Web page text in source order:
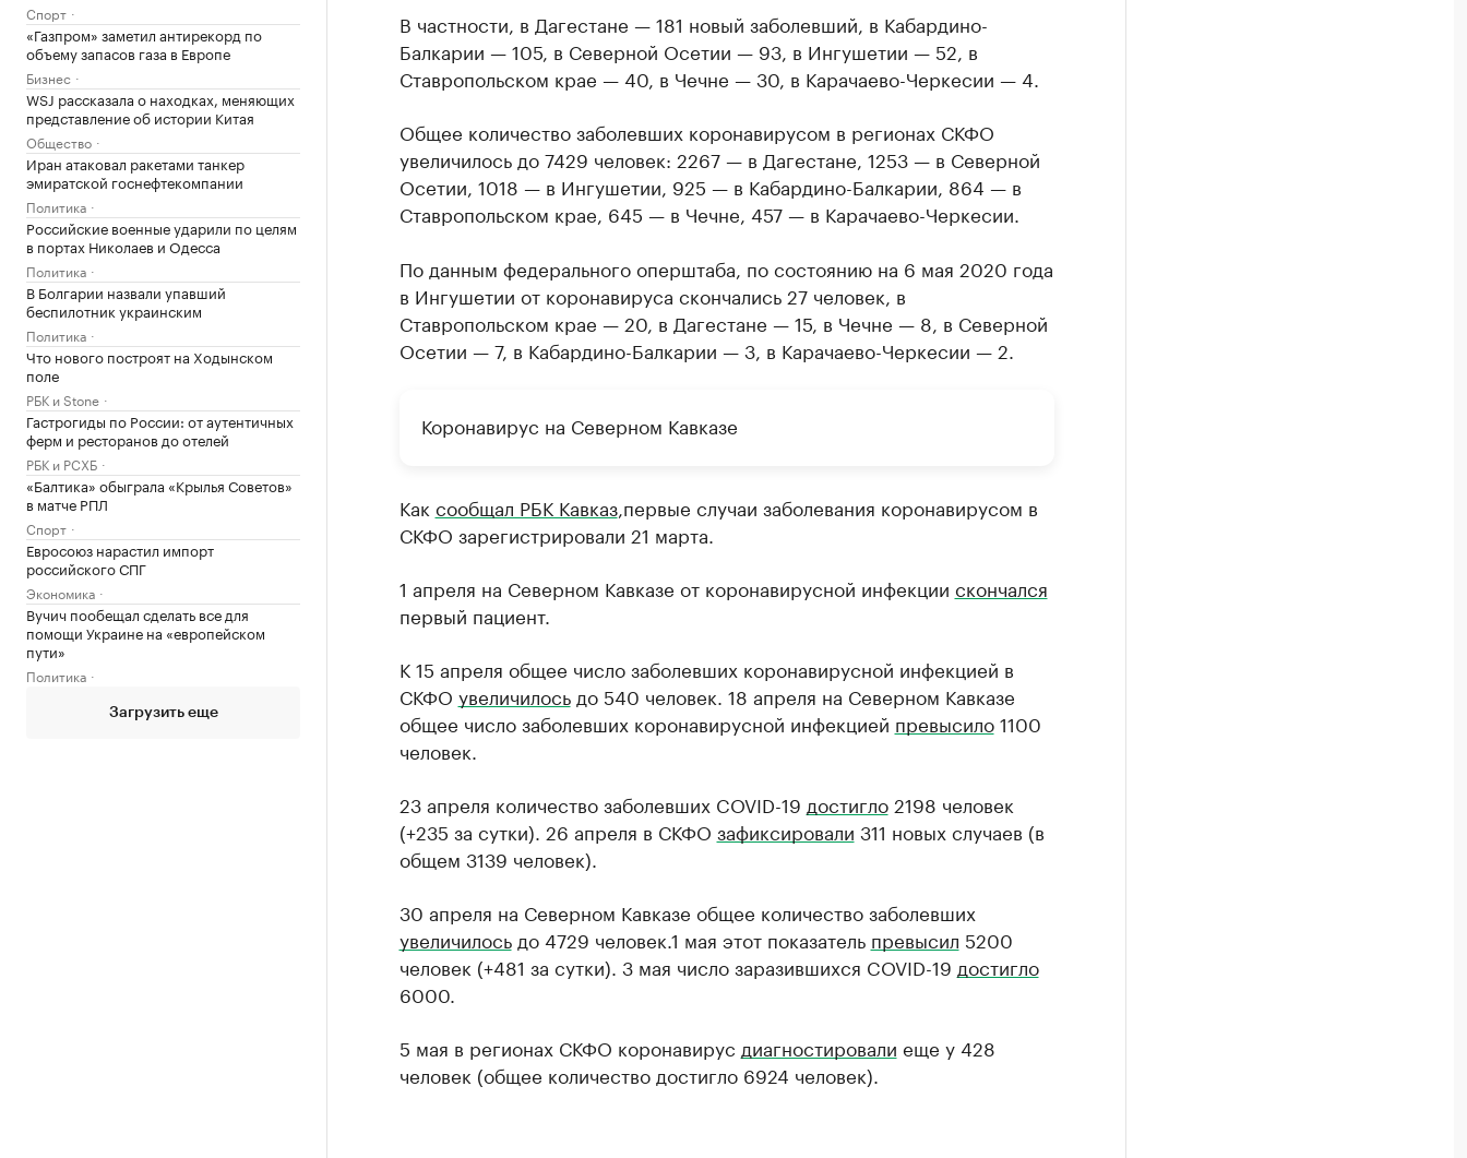
Спорт
«Газпром» заметил антирекорд по
объему запасов газа в Европе
Бизнес
WSJ рассказала о находках, меняющих
представление об истории Китая
Общество
Иран атаковал ракетами танкер
эмиратской госнефтекомпании
Политика
Российские военные ударили по целям
в портах Николаев и Одесса
Политика
В Болгарии назвали упавший
беспилотник украинским
Политика
Что нового построят на Ходынском
поле
РБК и Stone
Гастрогиды по России: от аутентичных
ферм и ресторанов до отелей
РБК и РСХБ
«Балтика» обыграла «Крылья Советов»
в матче РПЛ
Спорт
Евросоюз нарастил импорт
российского СПГ
Экономика
Вучич пообещал сделать все для
помощи Украине на «европейском
пути»
Политика
Загрузить еще
В частности, в Дагестане — 181 новый заболевший, в Кабардино-
Балкарии — 105, в Северной Осетии — 93, в Ингушетии — 52, в
Ставропольском крае — 40, в Чечне — 30, в Карачаево-Черкесии — 4.
Общее количество заболевших коронавирусом в регионах СКФО
увеличилось до 7429 человек: 2267 — в Дагестане, 1253 — в Северной
Осетии, 1018 — в Ингушетии, 925 — в Кабардино-Балкарии, 864 — в
Ставропольском крае, 645 — в Чечне, 457 — в Карачаево-Черкесии.
По данным федерального оперштаба, по состоянию на 6 мая 2020 года
в Ингушетии от коронавируса скончались 27 человек, в
Ставропольском крае — 20, в Дагестане — 15, в Чечне — 8, в Северной
Осетии — 7, в Кабардино-Балкарии — 3, в Карачаево-Черкесии — 2.
Коронавирус на Северном Кавказе
Как сообщал РБК Кавказ,первые случаи заболевания коронавирусом в
СКФО зарегистрировали 21 марта.
1 апреля на Северном Кавказе от коронавирусной инфекции скончался
первый пациент.
К 15 апреля общее число заболевших коронавирусной инфекцией в
СКФО увеличилосьдо 540 человек. 18 апреля на Северном Кавказе
общее число заболевших коронавирусной инфекцией превысило1100
человек.
23 апреля количество заболевших COVID-19 достигло2198 человек
(+235 за сутки). 26 апреля в СКФО зафиксировали 311 новых случаев (в
общем 3139 человек).
30 апреля на Северном Кавказе общее количество заболевших
увеличилосьдо 4729 человек.1 мая этот показатель превысил 5200
человек (+481 за сутки). 3 мая число заразившихся COVID-19 достигло
6000.
5 мая в регионах СКФО коронавирус диагностировали еще у 428
человек (общее количество достигло 6924 человек).